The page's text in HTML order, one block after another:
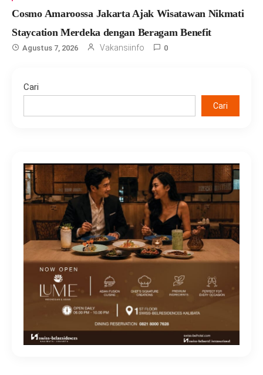
Cosmo Amaroossa Jakarta Ajak Wisatawan Nikmati
Staycation Merdeka dengan Beragam Benefit
Agustus 7, 2026 Vakansiinfo 0
Cari
Cari